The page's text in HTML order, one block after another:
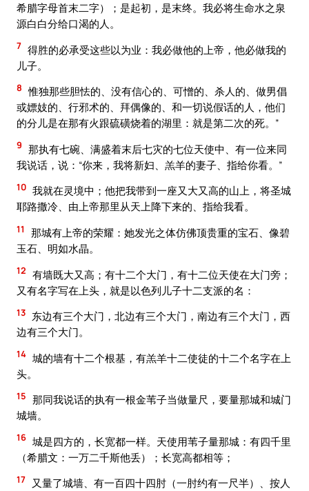
希腊字母首末二字）；是起初，是末终。我必将生命水之泉
源白白分给口渴的人。
7 得胜的必承受这些以为业：我必做他的上帝，他必做我的
儿子。
8 惟独那些胆怯的、没有信心的、可憎的、杀人的、做男倡
或嫖妓的、行邪术的、拜偶像的、和一切说假话的人，他们
的分儿是在那有火跟硫磺烧着的湖里：就是第二次的死。”
9 那执有七碗、满盛着末后七灾的七位天使中、有一位来同
我说话，说：“你来，我将新妇、羔羊的妻子、指给你看。”
10 我就在灵境中；他把我带到一座又大又高的山上，将圣城
耶路撒冷、由上帝那里从天上降下来的、指给我看。
11
那城有上帝的荣耀：她发光之体仿佛顶贵重的宝石、像碧
玉石、明如水晶。
12 有墙既大又高；有十二个大门，有十二位天使在大门旁；
又有名字写在上头，就是以色列儿子十二支派的名：
13 东边有三个大门，北边有三个大门，南边有三个大门，西
边有三个大门。
14 城的墙有十二个根基，有羔羊十二使徒的十二个名字在上
头。
15 那同我说话的执有一根金苇子当做量尺，要量那城和城门
城墙。
16 城是四方的，长宽都一样。天使用苇子量那城：有四千里
（希腊文：一万二千斯他丢）；长宽高都相等；
17
又量了城墙、有一百四十四肘（一肘约有一尺半）、按人